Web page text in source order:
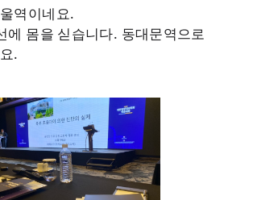
역이네요.
에 몸을 싣습니다. 동대문역으로
.